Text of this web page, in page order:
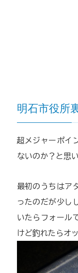
明石市役所
超メジャーポイ
ないのか？と思
最初のうちはア
ったのだが少し
いたらフォール
けど釣れたらオ